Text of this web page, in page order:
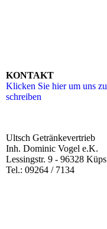
KONTAKT
Klicken Sie hier um uns zu
schreiben
Ultsch Getränkevertrieb
Inh. Dominic Vogel e.K.
Lessingstr. 9 - 96328 Küps
Tel.: 09264 / 7134